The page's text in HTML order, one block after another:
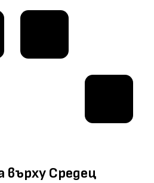
върху Средец